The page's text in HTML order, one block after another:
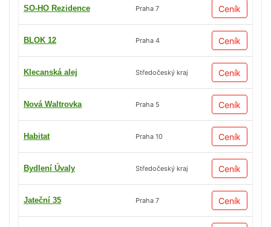
SO-HO Rezidence Praha 7 Ceník
BLOK 12 Praha 4 Ceník
Klecanská alej Středočeský kraj Ceník
Nová Waltrovka Praha 5 Ceník
Habitat Praha 10 Ceník
Bydlení Úvaly Středočeský kraj Ceník
Jateční 35 Praha 7 Ceník